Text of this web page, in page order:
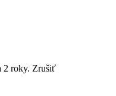
2 roky. Zrušiť